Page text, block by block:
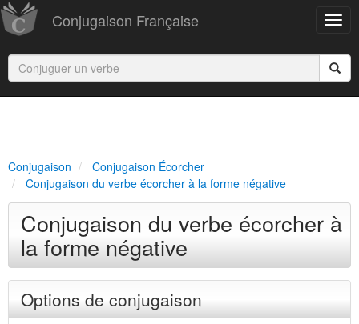
Conjugaison Française
Conjugaison
Conjugaison Écorcher
Conjugaison du verbe écorcher à la forme négative
Conjugaison du verbe écorcher à
la forme négative
Options de conjugaison